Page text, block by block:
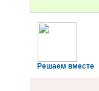
Решаем вместе